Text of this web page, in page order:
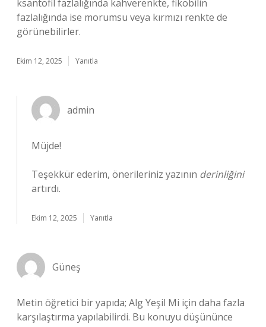
ksantofil fazlalığında kahverenkte, fikobilin
fazlalığında ise morumsu veya kırmızı renkte de
görünebilirler.
Ekim 12, 2025 Yanıtla
admin
Müjde!
Teşekkür ederim, önerileriniz yazının derinliğini
artırdı.
Ekim 12, 2025 Yanıtla
Güneş
Metin öğretici bir yapıda; Alg Yeşil Mi için daha fazla
karşılaştırma yapılabilirdi. Bu konuyu düşününce